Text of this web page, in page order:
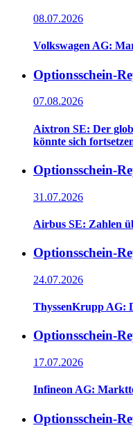
08.07.2026
Volkswagen AG:
Optionsschein-
07.08.2026
Aixtron SE: Der
könnte sich
Optionsschein-
31.07.2026
Airbus SE: Zahlen
Optionsschein-
24.07.2026
ThyssenKrupp AG:
Optionsschein-
17.07.2026
Infineon AG:
Optionsschein-